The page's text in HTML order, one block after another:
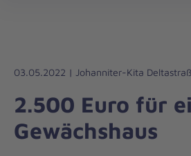
Liebe
Leben
03.05.2022 | Johanniter-Kita
2.500 Euro für
Gewächshaus